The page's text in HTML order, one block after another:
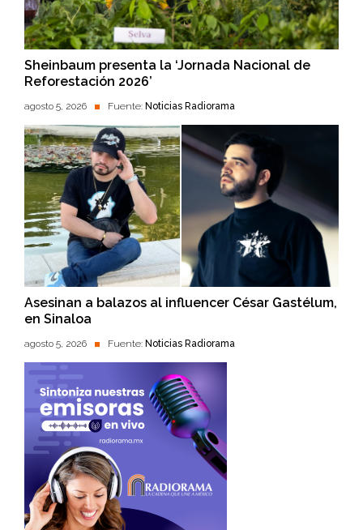
Sheinbaum presenta la ‘Jornada Nacional de
Reforestación 2026’
agosto 5, 2026 Fuente: Noticias Radiorama
Asesinan a balazos al influencer César Gastélum,
en Sinaloa
agosto 5, 2026 Fuente: Noticias Radiorama